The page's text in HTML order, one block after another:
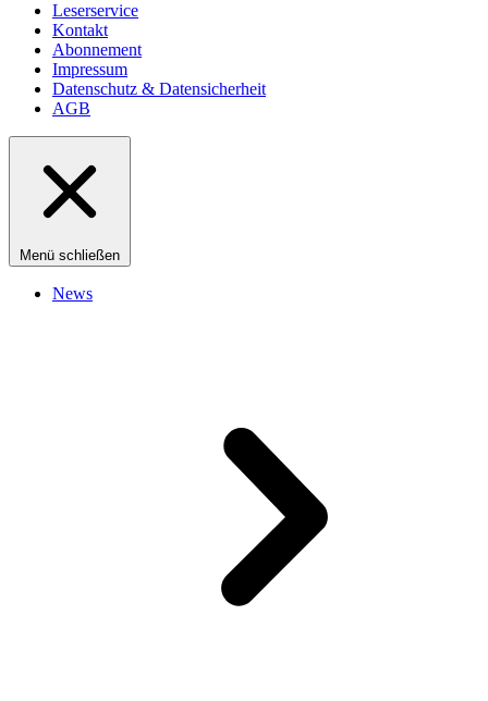
Leserservice
Kontakt
Abonnement
Impressum
Datenschutz & Datensicherheit
AGB
Menü schließen
News